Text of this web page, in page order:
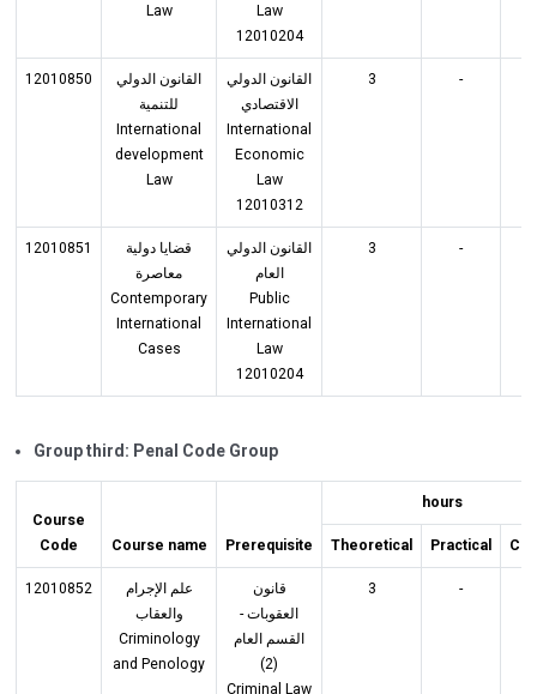
Law
Law
12010204
12010850
القانون الدولي
للتنمية
International
development
Law
القانون الدولي
الاقتصادي
International
Economic
Law
12010312
3 -
12010851
قضايا دولية
معاصرة
Contemporary
International
Cases
القانون الدولي
العام
Public
International
Law
12010204
3 -
Group third: Penal Code Group
Course
Code
Course name Prerequisite
hours
Theoretical Practical
12010852
علم الإجرام
والعقاب
Criminology
and Penology
قانون
العقوبات -
القسم العام
(2)
Criminal Law
3 -